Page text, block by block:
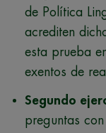
de Política
acrediten
esta prueba
exentos de
Segundo
preguntas